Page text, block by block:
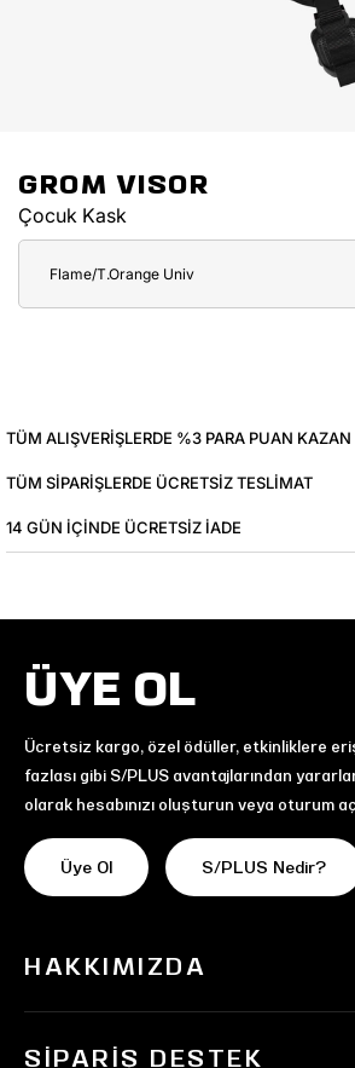
GROM VISOR
Çocuk Kask
Flame/T.Orange Univ
TÜM ALIŞVERIŞLERDE %3 PARA PUAN KAZAN
TÜM SIPARIŞLERDE ÜCRETSIZ TESLIMAT
14 GÜN IÇINDE ÜCRETSIZ IADE
ÜYE OL
Ücretsiz kargo, özel ödüller, etkinliklere
fazlası gibi S/PLUS avantajlarından
olarak hesabınızı oluşturun veya oturum
Üye Ol S/PLUS Nedir?
HAKKIMIZDA
SIPARIŞ DESTEK